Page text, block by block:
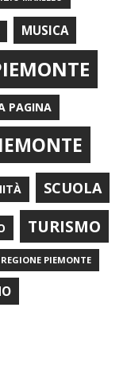
MUSICA
PAGINA
SCUOLA
TURISMO
PIEMONTE